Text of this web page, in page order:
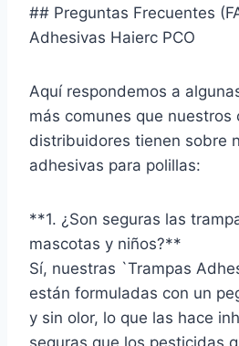
## Preguntas Frecuentes
Adhesivas Haierc PCO
Aquí respondemos a
más comunes que nuestros
distribuidores tienen sobre
adhesivas para polillas:
**1. ¿Son seguras las
mascotas y niños?**
Sí, nuestras `Trampas
están formuladas con un
y sin olor, lo que las hace
seguras que los pesticidas